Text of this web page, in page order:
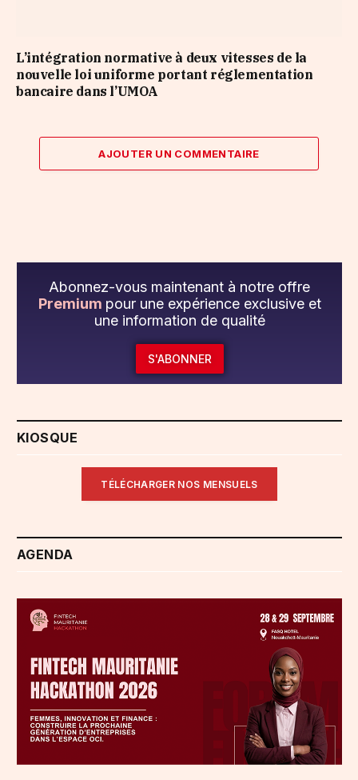
L’intégration normative à deux vitesses de la
nouvelle loi uniforme portant réglementation
bancaire dans l’UMOA
AJOUTER UN COMMENTAIRE
Abonnez-vous maintenant à notre offre
Premium pour une expérience exclusive et
une information de qualité
S'ABONNER
KIOSQUE
TÉLÉCHARGER NOS MENSUELS
AGENDA